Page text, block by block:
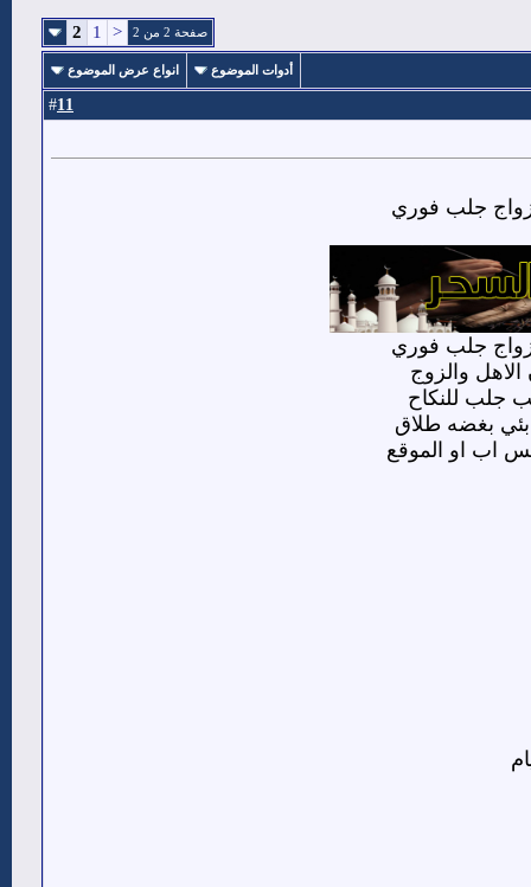
صفحة 2 من 2 <
1
2
أدوات الموضوع انواع عرض الموضوع
11
جلب فوري
جلب فوري
والزوج
جلب للنكاح
بغضه طلاق
اب او الموقع